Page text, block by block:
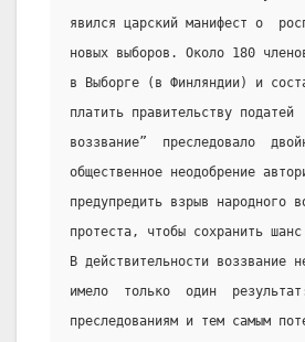
явился царский манифест о
новых выборов. Около 180
в Выборге (в Финляндии) и
платить правительству
воззвание”  преследовало
общественное неодобрение
предупредить взрыв
протеста, чтобы сохранить
В действительности
имело  только  один
преследованиям и тем самым